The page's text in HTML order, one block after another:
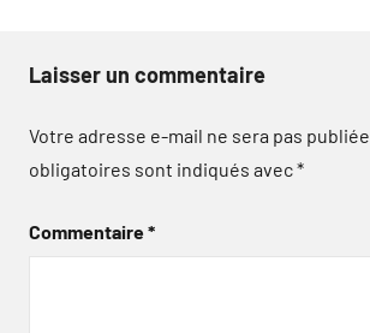
Laisser un commentaire
Votre adresse e-mail ne sera pas publiée.
obligatoires sont indiqués avec*
Commentaire*